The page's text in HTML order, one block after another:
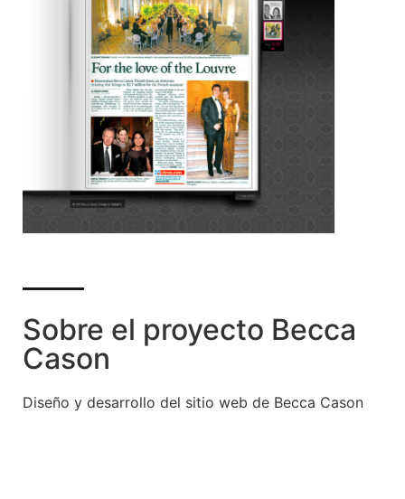
Sobre el proyecto Becca
Cason
Diseño y desarrollo del sitio web de Becca Cason